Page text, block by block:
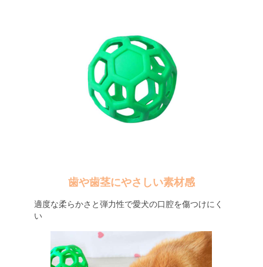
歯や歯茎にやさしい素材感
適度な柔らかさと弾力性で愛犬の口腔を傷つけにく
い